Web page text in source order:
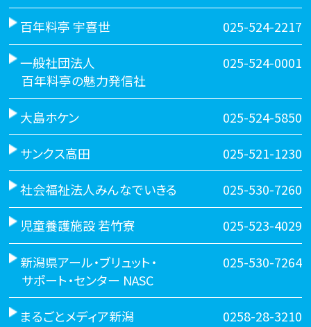
百年料亭 宇喜世 025-524-2217
一般社団法人
百年料亭の魅力発信社
025-524-0001
大島ホケン 025-524-5850
サンクス高田 025-521-1230
社会福祉法人みんなでいきる 025-530-7260
児童養護施設 若竹寮 025-523-4029
新潟県アール・ブリュット・
サポート・センター NASC
025-530-7264
まるごとメディア新潟 0258-28-3210